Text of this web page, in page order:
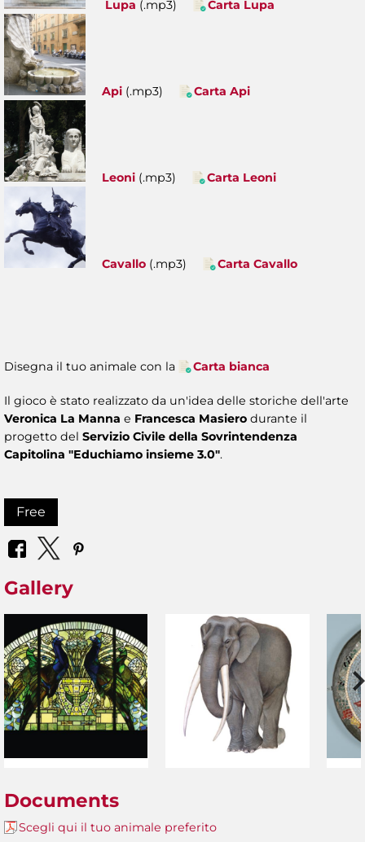
Lupa (.mp3) Carta Lupa
Api (.mp3) Carta Api
Leoni (.mp3) Carta Leoni
Cavallo (.mp3) Carta Cavallo
Disegna il tuo animale con la Carta bianca
Il gioco è stato realizzato da un'idea delle storiche dell'arte
Veronica La Manna e Francesca Masiero durante il
progetto del Servizio Civile della Sovrintendenza
Capitolina "Educhiamo insieme 3.0".
Free
Gallery
Documents
Scegli qui il tuo animale preferito